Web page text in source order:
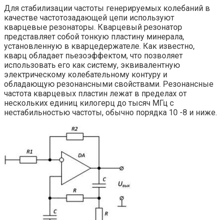
Для стабилизации частоты генерируемых колебаний в
качестве частотозадающей цепи используют
кварцевые резонаторы. Кварцевый резонатор
представляет собой тонкую пластину минерала,
установленную в кварцедержателе. Как известно,
кварц обладает пьезоэффектом, что позволяет
использовать его как систему, эквивалентную
электрическому колебательному контуру и
обладающую резонансными свойствами. Резонансные
частота кварцевых пластин лежат в пределах от
нескольких единиц килогерц до тысяч МГц с
нестабильностью частоты, обычно порядка 10 -8 и ниже.